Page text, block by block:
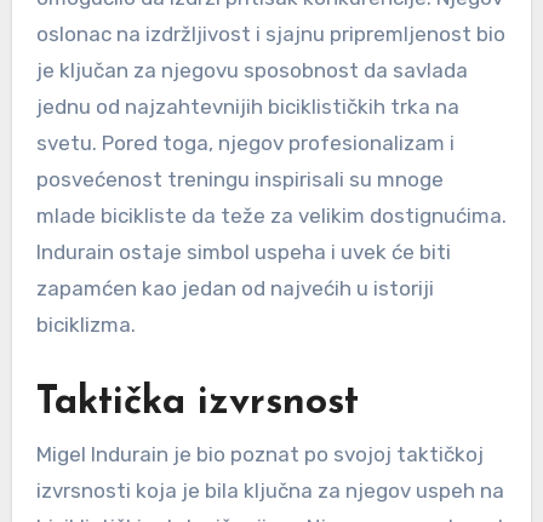
oslonac na izdržljivost i sjajnu pripremljenost bio
je ključan za njegovu sposobnost da savlada
jednu od najzahtevnijih biciklističkih trka na
svetu. Pored toga, njegov profesionalizam i
posvećenost treningu inspirisali su mnoge
mlade bicikliste da teže za velikim dostignućima.
Indurain ostaje simbol uspeha i uvek će biti
zapamćen kao jedan od najvećih u istoriji
biciklizma.
Taktička izvrsnost
Migel Indurain je bio poznat po svojoj taktičkoj
izvrsnosti koja je bila ključna za njegov uspeh na